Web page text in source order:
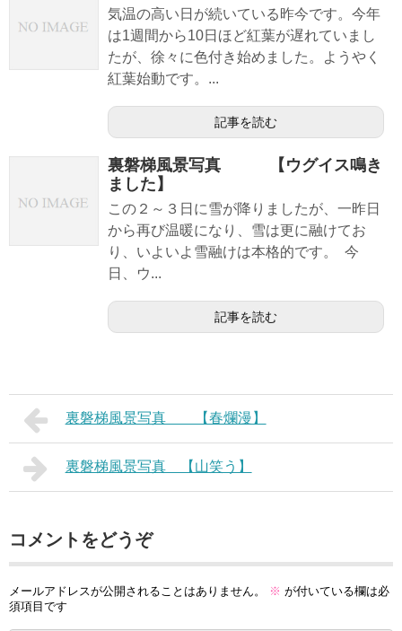
気温の高い日が続いている昨今です。今年
は1週間から10日ほど紅葉が遅れていまし
たが、徐々に色付き始めました。ようやく
紅葉始動です。...
記事を読む
裏磐梯風景写真 【ウグイス鳴き
ました】
この２～３日に雪が降りましたが、一昨日
から再び温暖になり、雪は更に融けてお
り、いよいよ雪融けは本格的です。 今
日、ウ...
記事を読む
裏磐梯風景写真 【春爛漫】
裏磐梯風景写真 【山笑う】
コメントをどうぞ
メールアドレスが公開されることはありません。 ※ が付いている欄は必
須項目です